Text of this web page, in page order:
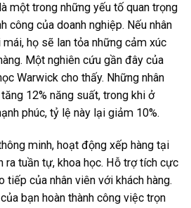
một trong những yếu tố quan trọng
công của doanh nghiệp. Nếu nhân
họ sẽ lan tỏa những cảm xúc
Một nghiên cứu gần đây của
Warwick cho thấy. Những nhân
12% năng suất, trong khi ở
phúc, tỷ lệ này lại giảm 10%.
minh, hoạt động xếp hàng tại
ra tuần tự, khoa học. Hỗ trợ tích cực
tiếp của nhân viên với khách hàng.
bạn hoàn thành công việc trọn